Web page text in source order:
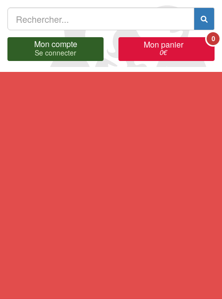
Mon compte
Se connecter
Mon panier
0€
0